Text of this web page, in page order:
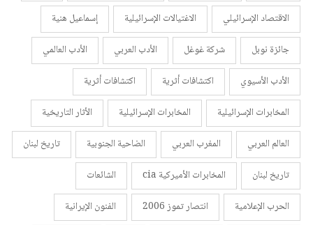
الاقتصاد الإسرائيلي
الاغتيالات الإسرائيلية
إسماعيل هنية
جائزة نوبل
شركة غوغل الأدب العربي
الأدب العالمي
الأدب الأسيوي
اكتشافات أثرية
اكتشافات أثرية
المخابرات الإسرائيلية
المخابرات الإسرائيلية
الأثار التاريخية
العالم العربي
المغرب العربي الضاحية الجنوبية
تاريخ لبنان
تاريخ لبنان
المخابرات الأميركية cia
الشائعات
الحرب الإعلامية
انتصار تموز 2006
الفنون الإيرانية